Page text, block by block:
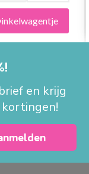
en krijg
kortingen!